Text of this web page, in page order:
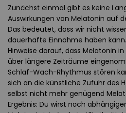
Zunächst einmal gibt es keine
Auswirkungen von Melatonin auf
Das bedeutet, dass wir nicht
dauerhafte Einnahme haben
Hinweise darauf, dass Melatonin
über längere Zeiträume
Schlaf-Wach-Rhythmus stören
sich an die künstliche Zufuhr des
selbst nicht mehr genügend
Ergebnis: Du wirst noch